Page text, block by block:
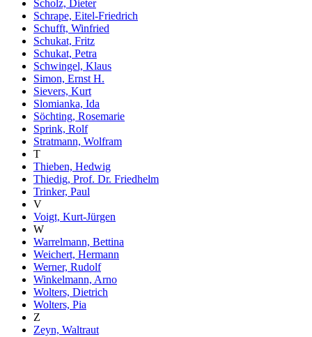
Scholz, Dieter
Schrape, Eitel-Friedrich
Schufft, Winfried
Schukat, Fritz
Schukat, Petra
Schwingel, Klaus
Simon, Ernst H.
Sievers, Kurt
Slomianka, Ida
Söchting, Rosemarie
Sprink, Rolf
Stratmann, Wolfram
T
Thieben, Hedwig
Thiedig, Prof. Dr. Friedhelm
Trinker, Paul
V
Voigt, Kurt-Jürgen
W
Warrelmann, Bettina
Weichert, Hermann
Werner, Rudolf
Winkelmann, Arno
Wolters, Dietrich
Wolters, Pia
Z
Zeyn, Waltraut